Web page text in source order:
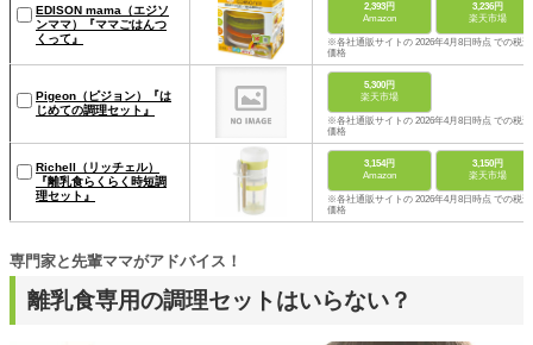
EDISON mama（エジソ
ンママ）『ママごはんつ
くって』
2,393円
Amazon
3,236円
楽天市場
※各社通販サイトの 2026年4月8日時点 での税込
価格
Pigeon（ピジョン）『は
じめての調理セット』
5,300円
楽天市場
※各社通販サイトの 2026年4月8日時点 での税込
価格
Richell（リッチェル）
『離乳食らくらく時短調
理セット』
3,154円
Amazon
3,150円
楽天市場
※各社通販サイトの 2026年4月8日時点 での税込
価格
離乳食専用の調理セットはいらない？
専門家と先輩ママがアドバイス！